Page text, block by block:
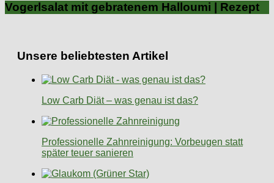
Vogerlsalat mit gebratenem Halloumi | Rezept
Unsere beliebtesten Artikel
Low Carb Diät – was genau ist das?
Professionelle Zahnreinigung: Vorbeugen statt
später teuer sanieren